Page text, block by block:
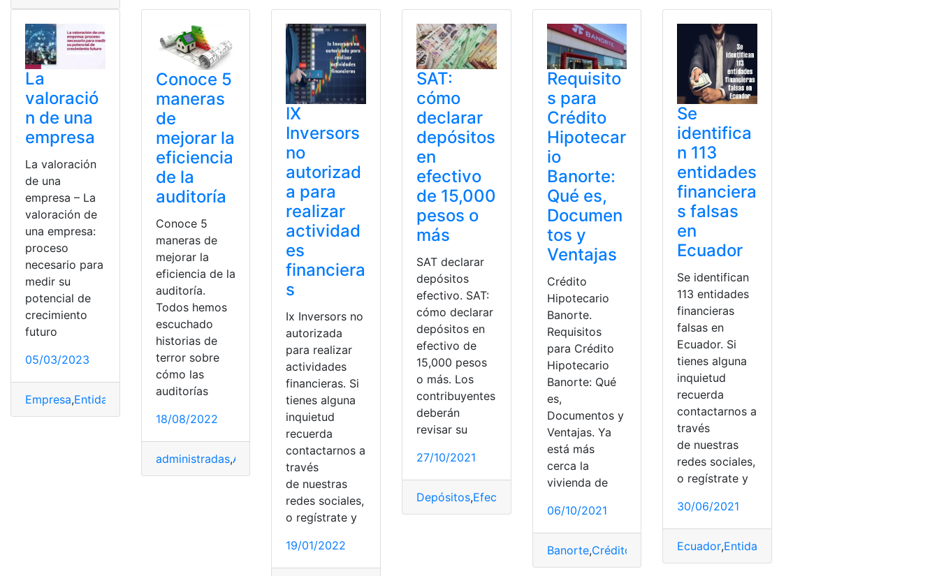
La
valoració
n de una
empresa
La valoración
de una
empresa – La
valoración de
una empresa:
proceso
necesario para
medir su
potencial de
crecimiento
futuro
05/03/2023
Empresa,Entidades financieras,Importancia métodos,Valoración
Conoce 5
maneras
de
mejorar la
eficiencia
de la
auditoría
Conoce 5
maneras de
mejorar la
eficiencia de la
auditoría.
Todos hemos
escuchado
historias de
terror sobre
cómo las
auditorías
18/08/2022
administradas,Auditoría Auditoría financiera Eficiencia,eficiencia de la auditoría Negocios
IX
Inversors
no
autorizad
a para
realizar
actividad
es
financiera
s
Ix Inversors no
autorizada
para realizar
actividades
financieras. Si
tienes alguna
inquietud
recuerda
contactarnos a
través
de nuestras
redes sociales,
o regístrate y
19/01/2022
SAT:
cómo
declarar
depósitos
en
efectivo
de 15,000
pesos o
más
SAT declarar
depósitos
efectivo. SAT:
cómo declarar
depósitos en
efectivo de
15,000 pesos
o más. Los
contribuyentes
deberán
revisar su
27/10/2021
Depósitos,Efectivo
Requisito
s para
Crédito
Hipotecar
io
Banorte:
Qué es,
Documen
tos y
Ventajas
Crédito
Hipotecario
Banorte.
Requisitos
para Crédito
Hipotecario
Banorte: Qué
es,
Documentos y
Ventajas. Ya
está más
cerca la
vivienda de
06/10/2021
Banorte,Créditos hipotecarios,Documentos
Se
identifica
n 113
entidades
financiera
s falsas
en
Ecuador
Se identifican
113 entidades
financieras
falsas en
Ecuador. Si
tienes alguna
inquietud
recuerda
contactarnos a
través
de nuestras
redes sociales,
o regístrate y
30/06/2021
Ecuador,Entidades financieras